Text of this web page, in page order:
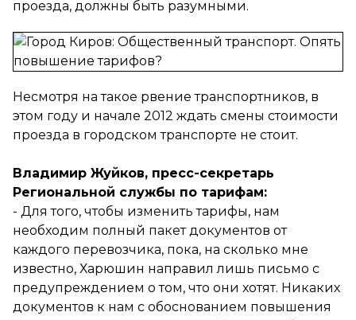
проезда, должны быть разумными.
Несмотря на такое рвение транспортников, в
этом году и начале 2012 ждать смены стоимости
проезда в городском транспорте не стоит.
Владимир Жуйков, пресс-секретарь
Региональной службы по тарифам:
- Для того, чтобы изменить тарифы, нам
необходим полный пакет документов от
каждого перевозчика, пока, на сколько мне
известно, Харюшин направил лишь письмо с
предупреждением о том, что они хотят. Никаких
документов к нам с обоснованием повышения